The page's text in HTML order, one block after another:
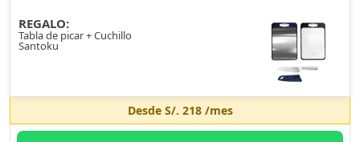
REGALO:
Tabla de picar + Cuchillo
Santoku
Desde S/. 218/mes